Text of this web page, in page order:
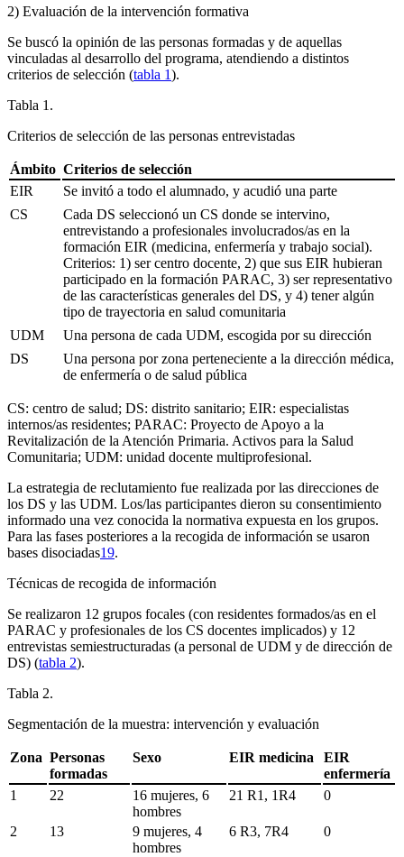
2) Evaluación de la intervención formativa
Se buscó la opinión de las personas formadas y de aquellas
vinculadas al desarrollo del programa, atendiendo a distintos
criterios de selección (tabla 1).
Tabla 1.
Criterios de selección de las personas entrevistadas
Ámbito Criterios de selección
EIR
Se invitó a todo el alumnado, y acudió una parte
CS
Cada DS seleccionó un CS donde se intervino,
entrevistando a profesionales involucrados/as en la
formación EIR (medicina, enfermería y trabajo social).
Criterios: 1) ser centro docente, 2) que sus EIR hubieran
participado en la formación PARAC, 3) ser representativo
de las características generales del DS, y 4) tener algún
tipo de trayectoria en salud comunitaria
UDM
Una persona de cada UDM, escogida por su dirección
DS
Una persona por zona perteneciente a la dirección médica,
de enfermería o de salud pública
CS: centro de salud; DS: distrito sanitario; EIR: especialistas
internos/as residentes; PARAC: Proyecto de Apoyo a la
Revitalización de la Atención Primaria. Activos para la Salud
Comunitaria; UDM: unidad docente multiprofesional.
La estrategia de reclutamiento fue realizada por las direcciones de
los DS y las UDM. Los/las participantes dieron su consentimiento
informado una vez conocida la normativa expuesta en los grupos.
Para las fases posteriores a la recogida de información se usaron
bases disociadas19.
Técnicas de recogida de información
Se realizaron 12 grupos focales (con residentes formados/as en el
PARAC y profesionales de los CS docentes implicados) y 12
entrevistas semiestructuradas (a personal de UDM y de dirección de
DS) (tabla 2).
Tabla 2.
Segmentación de la muestra: intervención y evaluación
Zona Personas
formadas
Sexo EIR medicina
EIR
enfermería
1
22
16 mujeres, 6
hombres
21 R1, 1R4 0
2 13
9 mujeres, 4
hombres
6 R3, 7R4 0